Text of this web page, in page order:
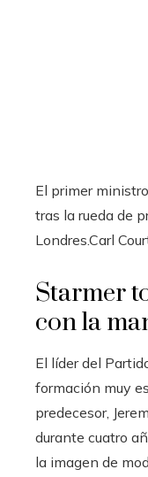
El primer
tras la rueda de
Londres.Carl
Starmer
con la
El líder del
formación muy
predecesor,
durante cuatro
la imagen de